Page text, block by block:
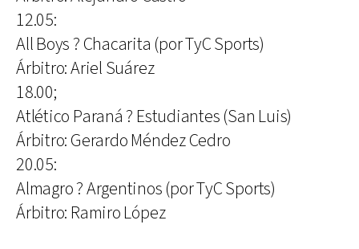
12.05:
All Boys ? Chacarita (por TyC Sports)
Árbitro: Ariel Suárez
18.00;
Atlético Paraná ? Estudiantes (San Luis)
Árbitro: Gerardo Méndez Cedro
20.05:
Almagro ? Argentinos (por TyC Sports)
Árbitro: Ramiro López